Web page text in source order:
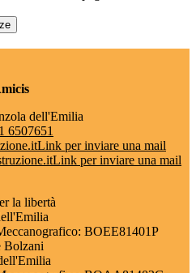
dell'Emilia
6507651
Link per inviare una mail
Link per inviare una mail
la libertà
BOEE81401P
Bolzani